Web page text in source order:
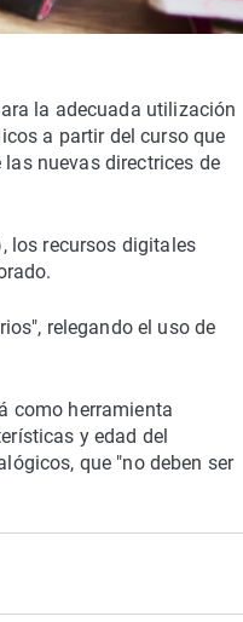
la adecuada utilización
a partir del curso que
nuevas directrices de
los recursos digitales
relegando el uso de
como herramienta
y edad del
que "no deben ser